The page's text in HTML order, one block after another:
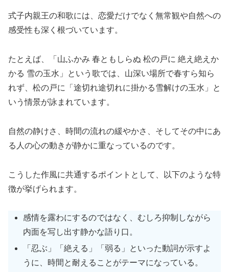
式子内親王の和歌には、恋愛だけでなく無常観や自然への
感受性も深く根づいています。
たとえば、「山ふかみ 春ともしらぬ 松の戸に 絶え絶えか
かる 雪の玉水」という歌では、山深い場所で春すら知ら
れず、松の戸に「途切れ途切れに掛かる雪解けの玉水」と
いう情景が詠まれています。
自然の静けさ、時間の流れの緩やかさ、そしてその中にあ
る人の心の動きが静かに重なっているのです。
こうした作風に共通するポイントとして、以下のような特
徴が挙げられます。
感情を露わにするのではなく、むしろ抑制しながら
内面を写し出す静かな語り口。
「忍ぶ」「絶える」「弱る」といった動詞が示すよ
うに、時間と耐えることがテーマになっている。